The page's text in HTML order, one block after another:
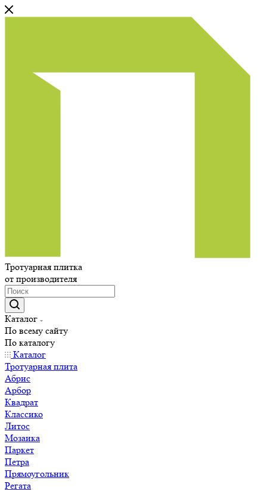
Тротуарная плитка
от производителя
Каталог
По всему сайту
По каталогу
Каталог
Тротуарная плита
Абрис
Арбор
Квадрат
Классико
Литос
Мозаика
Паркет
Петра
Прямоугольник
Регата